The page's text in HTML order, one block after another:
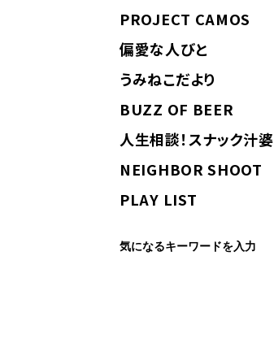
PROJECT CAMOS
偏愛な人びと
うみねこだより
BUZZ OF BEER
人生相談！スナック汁婆
NEIGHBOR SHOOT
PLAY LIST